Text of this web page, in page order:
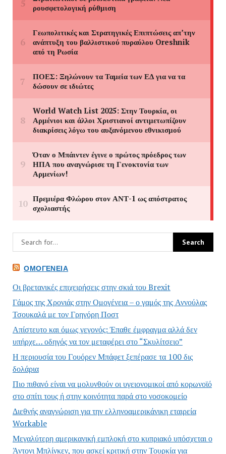
ΟΜΟΓΈΝΕΙΑ
Οι βρετανικές επιχειρήσεις στην σκιά του Brexit
Γάμος της Χρονιάς στην Ομογένεια – ο γαμός της Αννούλας
Τσουκαλά με τον Γρηγόρη Ποστ
Απίστευτο και όμως γεγονός: Έπαθε έμφραγμα αλλά δεν
υπήρχε… οδηγός να τον μεταφέρει στο “Σκυλίτσειο”
Η περιουσία του Γουόρεν Μπάφετ ξεπέρασε τα 100 δις
δολάρια
Πιο πιθανό είναι να μολυνθούν οι υγειονομικοί από κορωνοϊό
στο σπίτι τους ή στην κοινότητα παρά στο νοσοκομείο
Διεθνής αναγνώριση για την ελληνοαμερικάνικη εταιρεία
Workable
Μεγαλύτερη αμερικανική εμπλοκή στο κυπριακό υπόσχεται ο
Άντονι Μπλίνκεν, που ασκεί κριτική στην Τουρκία για